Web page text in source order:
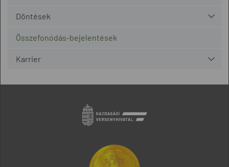
Döntések
Összefonódás-bejelentések
Karrier